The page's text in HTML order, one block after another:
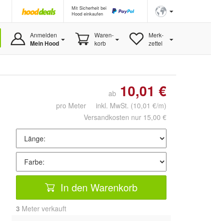
Mit Sicherheit bei
Hood einkaufen
Anmelden
Mein Hood
Waren-
korb
Merk-
zettel
ab 10,01 €
pro Meter inkl. MwSt. (10,01 €/m)
Versandkosten nur 15,00 €
In den Warenkorb
3 Meter verkauft